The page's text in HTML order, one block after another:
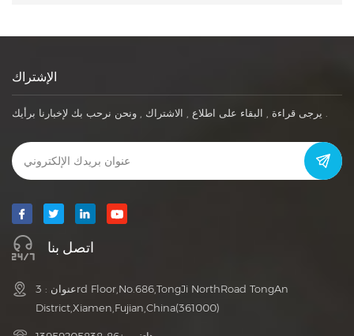
الإشتراك
اتصل بنا
عنوان : 3rd Floor,No.686,TongJi NorthRoad TongAn
District,Xiamen,Fujian,China(361000)